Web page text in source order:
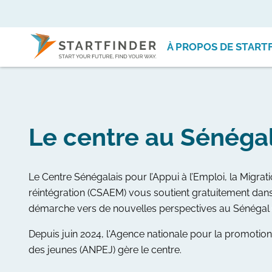
À PROPOS DE
Le centre au
Le Centre Sénégalais pour l’Appui à l’Emploi, la
réintégration (CSAEM) vous soutient gratuitement
démarche vers de nouvelles perspectives au Sénégal
Depuis juin 2024, l'Agence nationale pour la
des jeunes (ANPEJ) gère le centre.